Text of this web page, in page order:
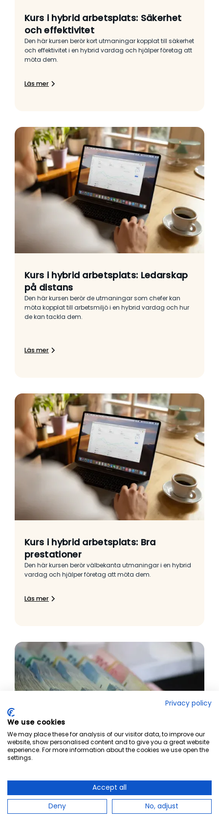
Kurs i hybrid arbetsplats: Säkerhet
och effektivitet
Den här kursen berör kort utmaningar kopplat till säkerhet
och effektivitet i en hybrid vardag och hjälper företag att
möta dem.
Läs mer
Kurs i hybrid arbetsplats: Ledarskap
på distans
Den här kursen berör de utmaningar som chefer kan
möta kopplat till arbetsmiljö i en hybrid vardag och hur
de kan tackla dem.
Läs mer
Kurs i hybrid arbetsplats: Bra
prestationer
Den här kursen berör välbekanta utmaningar i en hybrid
vardag och hjälper företag att möta dem.
Läs mer
Introduktionskurs i anti-
penningtvätt, AML
I den här NanoLearning-kursen kommer chefer och
Privacy policy
We use cookies
We may place these for analysis of our visitor data, to improve our
website, show personalised content and to give you a great website
experience. For more information about the cookies we use open the
settings.
Accept all
Deny
No, adjust